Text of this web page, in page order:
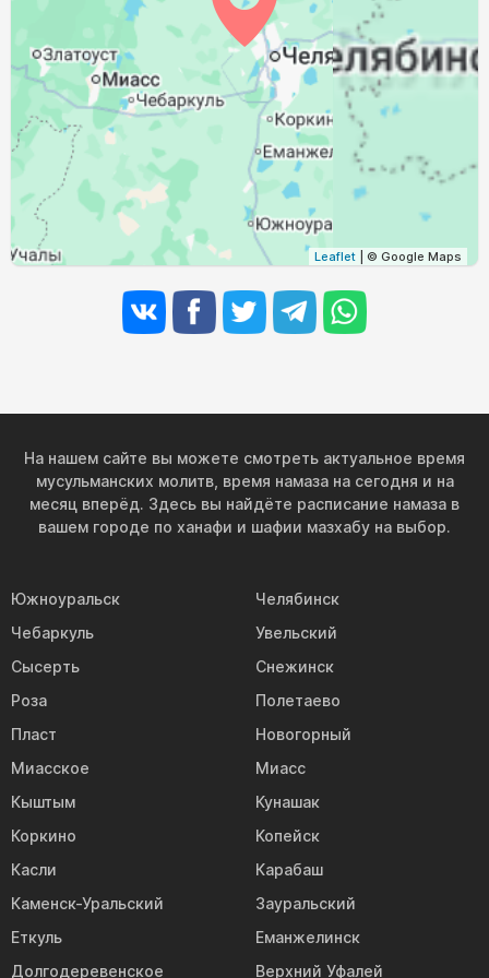
03:55 05:59 12:55 16:40 19:51
Leaflet | © Google Maps
На нашем сайте вы можете смотреть актуальное время
мусульманских молитв, время намаза на сегодня и на
месяц вперёд. Здесь вы найдёте расписание намаза в
вашем городе по ханафи и шафии мазхабу на выбор.
Южноуральск
Челябинск
Чебаркуль
Увельский
Сысерть
Снежинск
Роза
Полетаево
Пласт
Новогорный
Миасское
Миасс
Кыштым
Кунашак
Коркино
Копейск
Касли
Карабаш
Каменск-Уральский
Зауральский
Еткуль
Еманжелинск
Долгодеревенское
Верхний Уфалей